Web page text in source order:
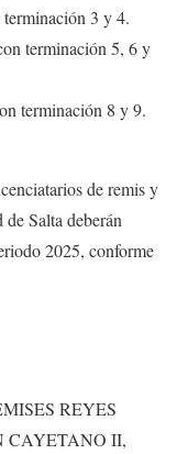
3 y 4.
terminación 5, 6 y
terminación 8 y 9.
de remis y
Salta deberán
2025, conforme
REYES
CAYETANO II,